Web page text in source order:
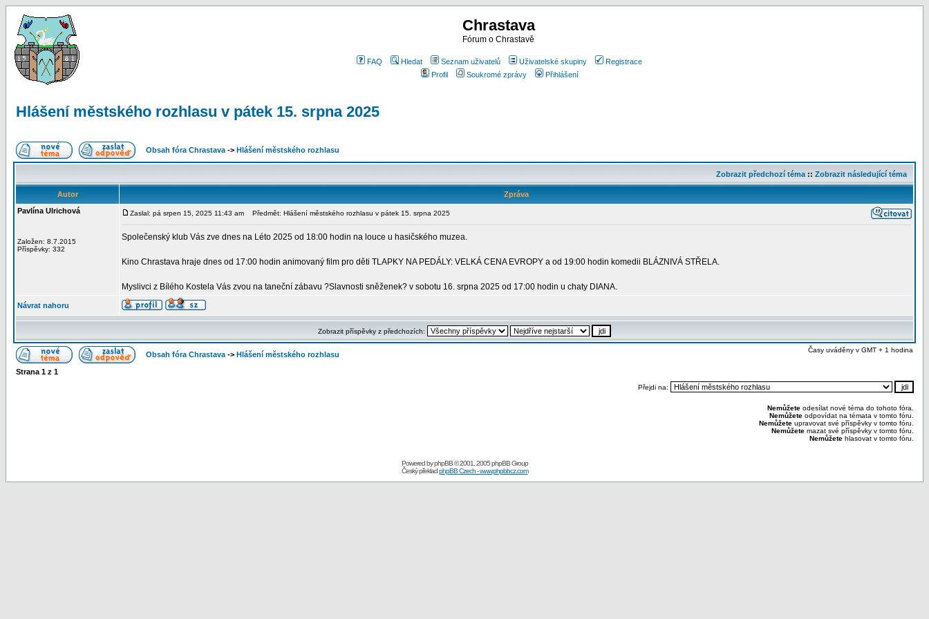
Chrastava
Fórum o Chrastavě
FAQ Hledat Seznam uživatelů Uživatelské skupiny
Registrace
Profil
Soukromé zprávy Přihlášení
Hlášení městského rozhlasu v pátek 15. srpna 2025
Obsah fóra Chrastava -> Hlášení městského rozhlasu
Zobrazit předchozí téma :: Zobrazit následující téma
Autor
Zpráva
Pavlína Ulrichová
Založen: 8.7.2015
Příspěvky: 332
Zaslal: pá srpen 15, 2025 11:43 am Předmět: Hlášení městského rozhlasu v pátek 15. srpna 2025
Společenský klub Vás zve dnes na Léto 2025 od 18:00 hodin na louce u hasičského muzea.
Kino Chrastava hraje dnes od 17:00 hodin animovaný film pro děti TLAPKY NA PEDÁLY: VELKÁ CENA EVROPY a od 19:00 hodin komedii BLÁZNIVÁ STŘELA.
Myslivci z Bílého Kostela Vás zvou na taneční zábavu ?Slavnosti sněženek? v sobotu 16. srpna 2025 od 17:00 hodin u chaty DIANA.
Návrat nahoru
Zobrazit příspěvky z předchozích:
Obsah fóra Chrastava -> Hlášení městského rozhlasu
Časy uváděny v GMT + 1 hodina
Strana 1 z 1
Přejdi na:
Nemůžete odesílat nové téma do tohoto fóra.
Nemůžete odpovídat na témata v tomto fóru.
Nemůžete upravovat své příspěvky v tomto fóru.
Nemůžete mazat své příspěvky v tomto fóru.
Nemůžete hlasovat v tomto fóru.
Powered byphpBB© 2001, 2005 phpBB Group
Český překladphpBB Czech - www.phpbbcz.com